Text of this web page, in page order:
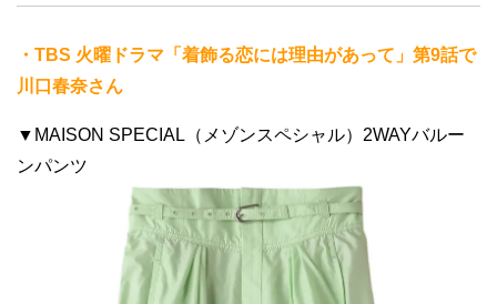
・TBS 火曜ドラマ「着飾る恋には理由があって」第9話で
川口春奈さん
▼MAISON SPECIAL（メゾンスペシャル）2WAYバルー
ンパンツ